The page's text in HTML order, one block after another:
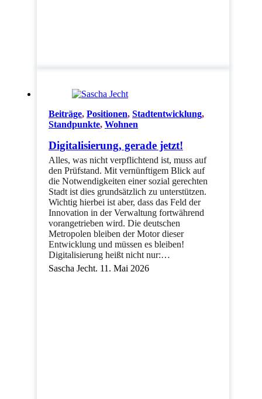
Beiträge, Positionen, Stadtentwicklung,
Standpunkte, Wohnen
Digitalisierung, gerade jetzt!
Alles, was nicht verpflichtend ist, muss auf
den Prüfstand. Mit vernünftigem Blick auf
die Notwendigkeiten einer sozial gerechten
Stadt ist dies grundsätzlich zu unterstützen.
Wichtig hierbei ist aber, dass das Feld der
Innovation in der Verwaltung fortwährend
vorangetrieben wird. Die deutschen
Metropolen bleiben der Motor dieser
Entwicklung und müssen es bleiben!
Digitalisierung heißt nicht nur:…
Sascha Jecht. 11. Mai 2026